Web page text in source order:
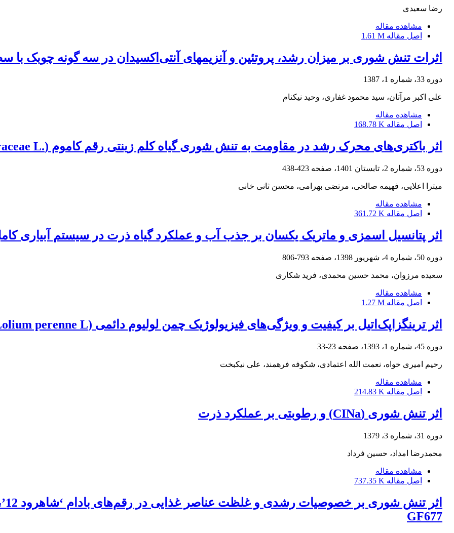
رضا سعیدی
مشاهده مقاله
اصل مقاله 1.61 M
اثرات تنش شوری بر میزان رشد، پروتئین و آنزیمهای آنتی‌اکسیدان در سه گونه چوبک با
دوره 33، شماره 1، 1387
علی اکبر مرآتان، سید محمود غفاری، وحید نیکنام
مشاهده مقاله
اصل مقاله 168.78 K
اثر باکتری‌های محرک رشد در مقاومت به تنش شوری گیاه کلم زینتی رقم کاموم ‏(‏Brassica oleraceae L.‎‏)‏
دوره 53، شماره 2، تابستان 1401، صفحه 423-438
میترا اعلایی، فهیمه صالحی، مرتضی بهرامی، محسن ثانی خانی
مشاهده مقاله
اصل مقاله 361.72 K
اثر پتانسیل اسمزی و ماتریک یکسان بر جذب آب و عملکرد گیاه ذرت در سیستم آبیاری
دوره 50، شماره 4، شهریور 1398، صفحه 793-806
سعیده مرزوان، محمد حسین محمدی، فرید شکاری
مشاهده مقاله
اصل مقاله 1.27 M
اثر ترینگزاپک‌اتیل بر کیفیت و ویژگی‌های فیزیولوژیک چمن لولیوم دائمی (Lolium perenne L.) در شرایط شوری
دوره 45، شماره 1، 1393، صفحه 23-33
رحیم امیری خواه، نعمت الله اعتمادی، شکوفه فرهمند، علی نیکبخت
مشاهده مقاله
اصل مقاله 214.83 K
اثر تنش شوری (CINa) و رطوبتی بر عملکرد ذرت
دوره 31، شماره 3، 1379
محمدرضا امداد، حسین فرداد
مشاهده مقاله
اصل مقاله 737.35 K
GF677